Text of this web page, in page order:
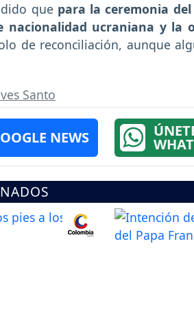
que para la ceremonia
nacionalidad ucraniana y la
de reconciliación, aunque
Santo
NEWS